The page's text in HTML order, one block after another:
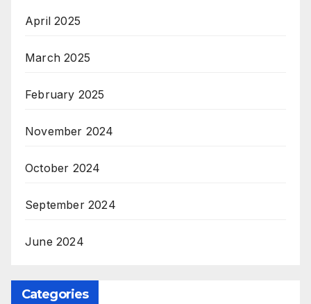
April 2025
March 2025
February 2025
November 2024
October 2024
September 2024
June 2024
Categories